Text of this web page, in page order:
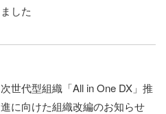
ました
次世代型組織「All in One DX」推
進に向けた組織改編のお知らせ